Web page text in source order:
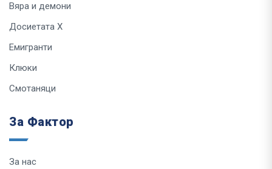
Вяра и демони
Досиетата Х
Емигранти
Клюки
Смотаняци
За Фактор
За нас